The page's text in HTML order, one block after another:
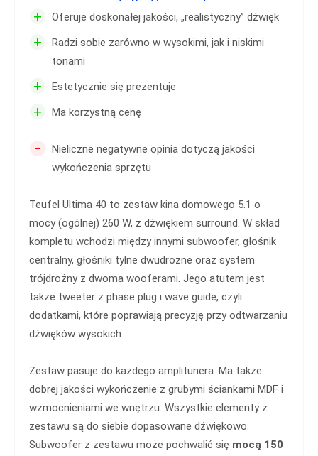
+ Oferuje doskonałej jakości, „realistyczny” dźwięk
+
Radzi sobie zarówno w wysokimi, jak i niskimi
tonami
+ Estetycznie się prezentuje
+ Ma korzystną cenę
-
Nieliczne negatywne opinia dotyczą jakości
wykończenia sprzętu
Teufel Ultima 40 to zestaw kina domowego 5.1 o
mocy (ogólnej) 260 W, z dźwiękiem surround. W skład
kompletu wchodzi między innymi subwoofer, głośnik
centralny, głośniki tylne dwudrożne oraz system
trójdrożny z dwoma wooferami. Jego atutem jest
także tweeter z phase plug i wave guide, czyli
dodatkami, które poprawiają precyzję przy odtwarzaniu
dźwięków wysokich.
Zestaw pasuje do każdego amplitunera. Ma także
dobrej jakości wykończenie z grubymi ściankami MDF i
wzmocnieniami we wnętrzu. Wszystkie elementy z
zestawu są do siebie dopasowane dźwiękowo.
Subwoofer z zestawu może pochwalić się mocą 150